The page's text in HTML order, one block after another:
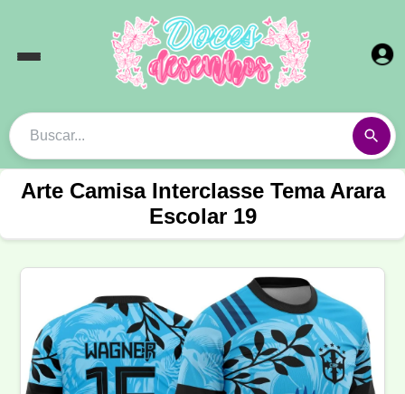
Arte Camisa Interclasse Tema Arara
Escolar 19